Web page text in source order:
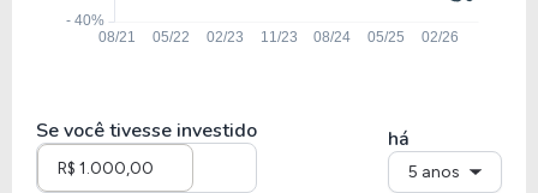
Se você tivesse investido há
5 anos